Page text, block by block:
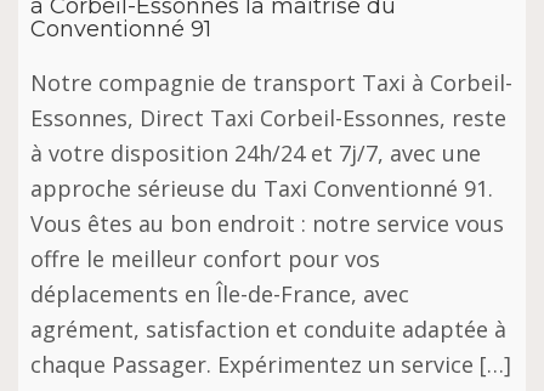
à Corbeil-Essonnes la maîtrise du
Conventionné 91
Notre compagnie de transport Taxi à Corbeil-
Essonnes, Direct Taxi Corbeil-Essonnes, reste
à votre disposition 24h/24 et 7j/7, avec une
approche sérieuse du Taxi Conventionné 91.
Vous êtes au bon endroit : notre service vous
offre le meilleur confort pour vos
déplacements en Île-de-France, avec
agrément, satisfaction et conduite adaptée à
chaque Passager. Expérimentez un service […]